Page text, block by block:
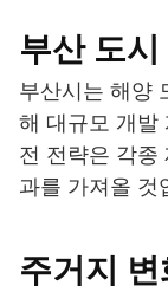
부산 도
부산시는 해양
해 대규모 개발
전 전략은 각종
과를 가져올 것
주거지